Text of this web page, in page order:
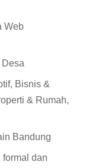
Web
Bisnis &
& Rumah,
Bandung
dan